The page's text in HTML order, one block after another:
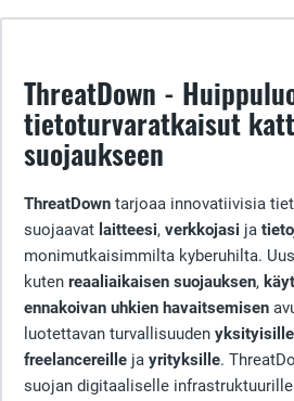
ThreatDown -
tietoturvaratkaisut
suojaukseen
ThreatDown tarjoaa innovatiivisia
suojaavat laitteesi, verkkojasi ja
monimutkaisimmilta kyberuhilta.
kuten reaaliaikaisen suojauksen,
ennakoivan uhkien havaitsemisen
luotettavan turvallisuuden
freelancereille ja yrityksille.
suojan digitaaliselle